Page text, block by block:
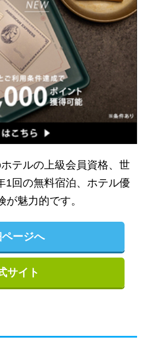
テルの上級会員資格、世
1回の無料宿泊、ホテル優
魅力的です。
ージへ
サイト